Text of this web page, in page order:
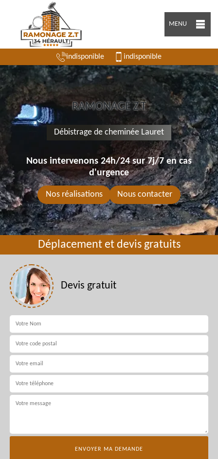
MENU
indisponible indisponible
RAMONAGE Z.T
Débistrage de cheminée Lauret
Nous intervenons 24h/24 sur 7j/7 en cas
d'urgence
Nos réalisations Nous contacter
Déplacement et devis gratuits
Devis gratuit